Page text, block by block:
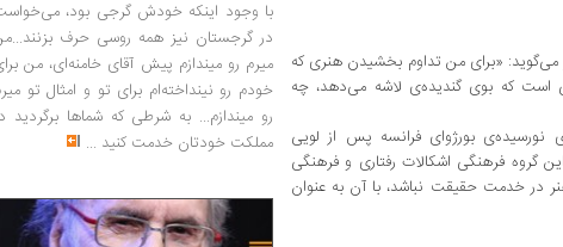
می‌گوید: «‌برای من تداوم بخشیدن هنری که
است که بوی گندیده‌ی لاشه می‌دهد، چه
بورژوا‌ی فرانسه پس از لویی
فرهنگی اشکالات رفتاری و فرهنگی
در خدمت حقیقت نباشد، با آن به عنوان
با وجود اینکه خودش گرجی بود،
در گرجستان نیز همه روسی حرف
میرم رو میندازم پیش آقای خامنه‌ای، من
خودم رو نینداخته‌ام برای تو و امثال تو
رو میندازم... به شرطی که شماها برگردید
مملکت خودتان خدمت کنید ...